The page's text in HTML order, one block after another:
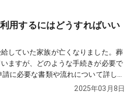
です。年末の時期でスケジュールが
葬儀社の方から具体的なアドバイス
。よろしくお願いいたします。続き
用するにはどうすればいい
していた家族が亡くなりました。葬
ますが、どのような手続きが必要で
めることは可能でしょうか？ さら
2025年03月8日